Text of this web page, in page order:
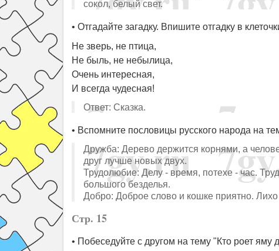
сокол, белый свет.
• Отгадайте загадку. Впишите отгадку в
Не зверь, не птица,
Не быль, не небылица,
Очень интересная,
И всегда чудесная!
Ответ: Сказка.
• Вспомните пословицы русского народа на
Дружба: Дерево держится корнями, а
друг лучше новых двух.
Трудолюбие: Делу - время, потехе - час.
большого безделья.
Добро: Доброе слово и кошке приятно. Лихо
Стр. 15
• Побеседуйте с другом на тему "Кто роет яму